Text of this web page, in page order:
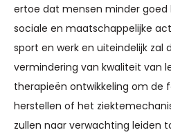
ertoe dat mensen minder
sociale en maatschappelijke
sport en werk en uiteindelijk zal
vermindering van kwaliteit van
therapieën ontwikkeling om de
herstellen of het
zullen naar verwachting leiden